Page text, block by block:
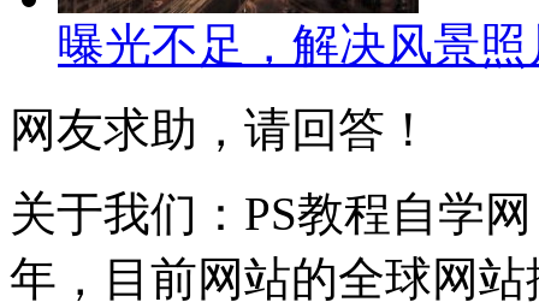
曝光不足，解决风景
网友求助，请回答！
关于我们：PS教程自学
年，目前网站的全球网